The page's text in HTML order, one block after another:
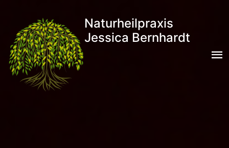
Naturheilpraxis
Jessica Bernhardt